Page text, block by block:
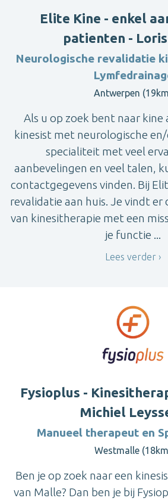
Elite Kine - enkel
patienten -
Neurologische revalidatie
Antwerpen
Als u op zoek bent naar kine
kinesist met neurologische
specialiteit met veel
aanbevelingen en veel talen,
contactgegevens vinden. Bij
revalidatie aan huis. Je vindt er
van kinesitherapie met een
je functie ...
Lees verder
Fysioplus -
Michiel
Manueel therapeut en
Westmalle
Ben je op zoek naar een
van Malle? Dan ben je bij